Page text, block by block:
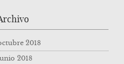
2018
2018